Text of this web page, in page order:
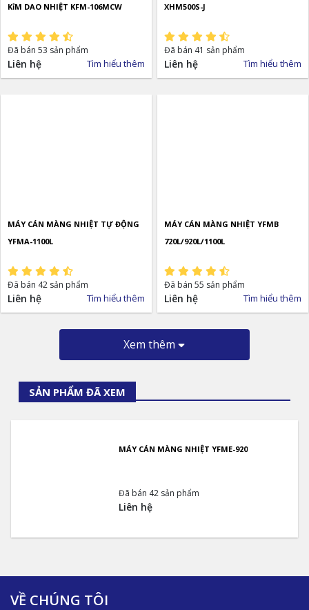
KỉM DAO NHIỆT KFM-106MCW
Đã bán 53 sản phẩm
Liên hệ Tìm hiểu thêm
XHM500S-J
Đã bán 41 sản phẩm
Liên hệ Tìm hiểu thêm
MÁY CÁN MÀNG NHIỆT TỰ ĐỘNG
YFMA-1100L
Đã bán 42 sản phẩm
Liên hệ Tìm hiểu thêm
MÁY CÁN MÀNG NHIỆT YFMB
720L/920L/1100L
Đã bán 55 sản phẩm
Liên hệ Tìm hiểu thêm
Xem thêm
SẢN PHẨM ĐÃ XEM
MÁY CÁN MÀNG NHIỆT YFME-920
Đã bán 42 sản phẩm
Liên hệ
VỀ CHÚNG TÔI